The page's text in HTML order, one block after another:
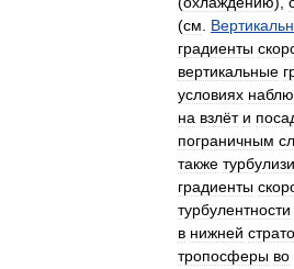
(см
градиенты
вертикальные
условиях
на взлёт и
пограничным
также
градиенты
турбулентности
в нижней
тропосферы во